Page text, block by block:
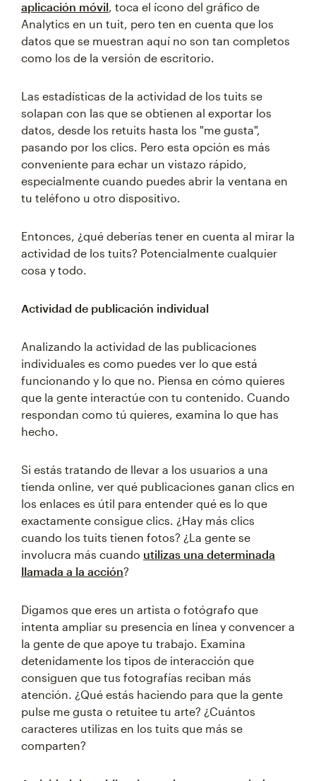
aplicación móvil, toca el ícono del gráfico de
Analytics en un tuit, pero ten en cuenta que los
datos que se muestran aquí no son tan completos
como los de la versión de escritorio.
Las estadísticas de la actividad de los tuits se
solapan con las que se obtienen al exportar los
datos, desde los retuits hasta los "me gusta",
pasando por los clics. Pero esta opción es más
conveniente para echar un vistazo rápido,
especialmente cuando puedes abrir la ventana en
tu teléfono u otro dispositivo.
Entonces, ¿qué deberías tener en cuenta al mirar la
actividad de los tuits? Potencialmente cualquier
cosa y todo.
Actividad de publicación individual
Analizando la actividad de las publicaciones
individuales es como puedes ver lo que está
funcionando y lo que no. Piensa en cómo quieres
que la gente interactúe con tu contenido. Cuando
respondan como tú quieres, examina lo que has
hecho.
Si estás tratando de llevar a los usuarios a una
tienda online, ver qué publicaciones ganan clics en
los enlaces es útil para entender qué es lo que
exactamente consigue clics. ¿Hay más clics
cuando los tuits tienen fotos? ¿La gente se
involucra más cuando utilizas una determinada
llamada a la acción?
Digamos que eres un artista o fotógrafo que
intenta ampliar su presencia en línea y convencer a
la gente de que apoye tu trabajo. Examina
detenidamente los tipos de interacción que
consiguen que tus fotografías reciban más
atención. ¿Qué estás haciendo para que la gente
pulse me gusta o retuitee tu arte? ¿Cuántos
caracteres utilizas en los tuits que más se
comparten?